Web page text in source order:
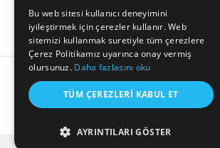
© COPYRIGHT 2025 KÜTAHYA
Bu web sitesi kullanıcı deneyimini
iyileştirmek için çerezler kullanır. Web
sitemizi kullanmak suretiyle tüm çerezlere
Çerez Politikamız uyarınca onay vermiş
olursunuz. Daha fazlasını oku
TÜM ÇEREZLERI KABUL ET
AYRINTILARI GÖSTER